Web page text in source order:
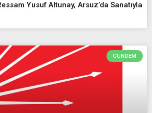
Yusuf Altunay, Arsuz’da Sanatıyla
GÜNDEM